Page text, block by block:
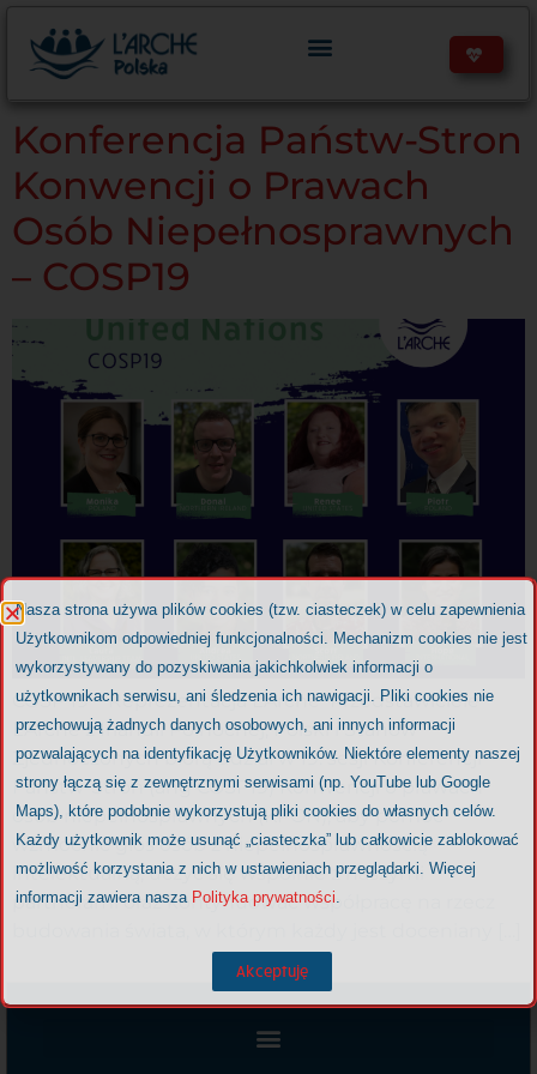
treści
Konferencja Państw-Stron
Konwencji o Prawach
Osób Niepełnosprawnych
– COSP19
COSP 19 – Reprezentacja L’Arche Przedstawiciele
L’Arche z Irlandii Północnej, Polski i Stanów
Zjednoczonych biorą udział w 19. sesji Konferencji
Państw-Stron (ang COSP19) Konwencji o prawach
osób niepełnosprawnych (KPON), aby pomóc
wzmocnić głos osób z niepełnosprawnością
intelektualną, uczyć się wspólnie z naszymi
partnerami oraz kontynuować współpracę na rzecz
Nasza strona używa plików cookies (tzw. ciasteczek) w celu zapewnienia
Użytkownikom odpowiedniej funkcjonalności. Mechanizm cookies nie jest
wykorzystywany do pozyskiwania jakichkolwiek informacji o
użytkownikach serwisu, ani śledzenia ich nawigacji. Pliki cookies nie
przechowują żadnych danych osobowych, ani innych informacji
pozwalających na identyfikację Użytkowników. Niektóre elementy naszej
strony łączą się z zewnętrznymi serwisami (np. YouTube lub Google
Maps), które podobnie wykorzystują pliki cookies do własnych celów.
Każdy użytkownik może usunąć „ciasteczka” lub całkowicie zablokować
możliwość korzystania z nich w ustawieniach przeglądarki. Więcej
informacji zawiera nasza Polityka prywatności.
Akceptuję